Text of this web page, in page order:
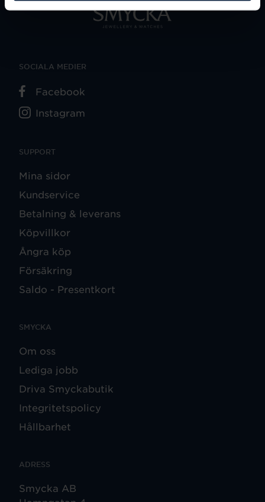
SUPPORT
Mina sidor
Kundservice
Betalning & leverans
Köpvillkor
Ångra köp
Försäkring
Saldo - Presentkort
SMYCKA
Om oss
Lediga jobb
Driva Smyckabutik
Integritetspolicy
Hållbarhet
ADRESS
Smycka AB
SOCIALA MEDIER
Facebook
Instagram